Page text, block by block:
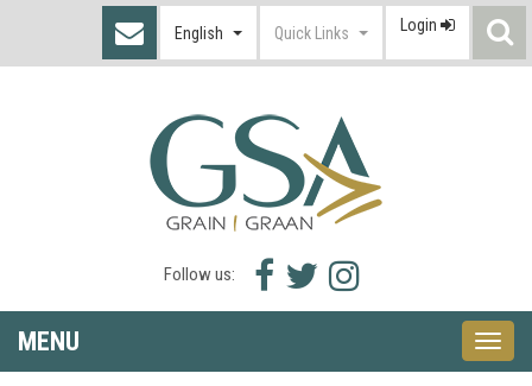
English Quick Links Login
Follow us:
Facebook
icon
Twitter
icon
Instagram
icon
MENU
Toggle